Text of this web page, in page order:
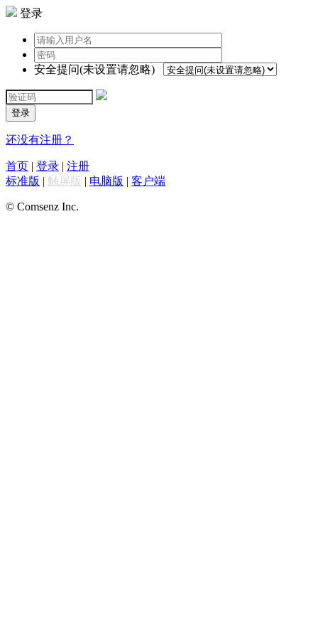
登录
安全提问(未设置请忽略)
登录
还没有注册？
首页 | 登录 | 注册
标准版 | 触屏版 | 电脑版 | 客户端
© Comsenz Inc.